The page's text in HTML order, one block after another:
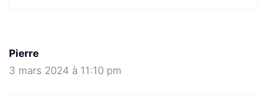
Pierre
3 mars 2024 à 11:10 pm